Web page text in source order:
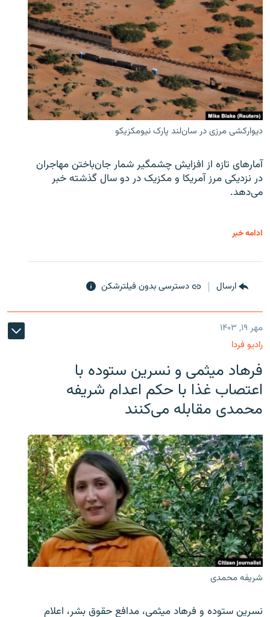
دیوارکشی مرزی در سان‌لند پارک نیومکزیکو
آمارهای تازه از افزایش چشمگیر شمار جان‌باختن مهاجران
در نزدیکی مرز آمریکا و مکزیک در دو سال گذشته خبر
می‌دهد.
ادامه خبر
ارسال دسترسی بدون فیلترشکن
مهر ۱۹, ۱۴۰۳
رادیو فردا
فرهاد میثمی و نسرین ستوده با
اعتصاب غذا با حکم اعدام شریفه
محمدی مقابله می‌کنند
شریفه محمدی
نسرین ستوده و فرهاد میثمی، مدافع حقوق بشر، اعلام